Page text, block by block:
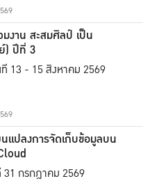
งาน สะสมศิลป์ เป็น
) ปีที่ 3
ที่ 13 - 15 สิงหาคม 2569
แปลงการจัดเก็บข้อมูลบน
31 กรกฎาคม 2569